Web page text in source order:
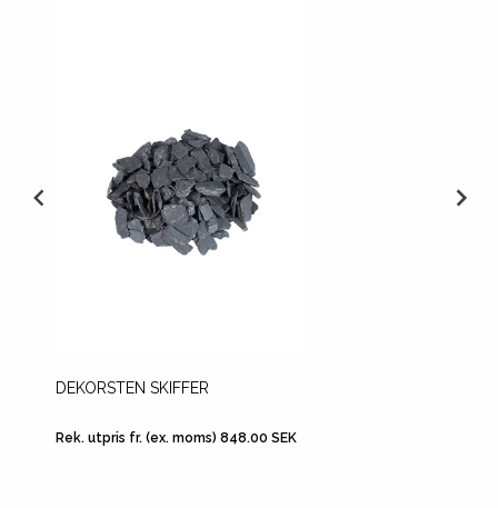
DEKORSTEN SKIFFER
Rek. utpris fr. (ex. moms) 848.00 SEK